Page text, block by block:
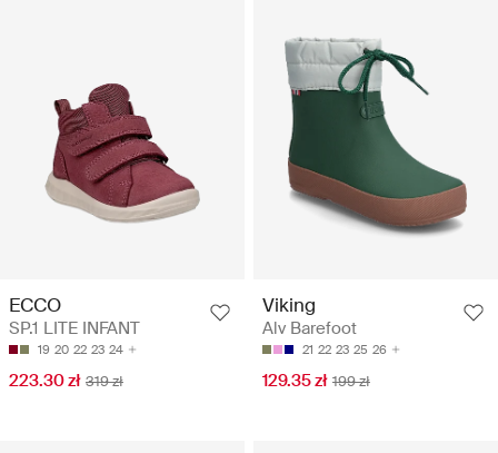
ECCO
SP.1 LITE INFANT
19 20 22 23 24
223.30 zł 319 zł
Viking
Alv Barefoot
21 22 23 25 26
129.35 zł 199 zł